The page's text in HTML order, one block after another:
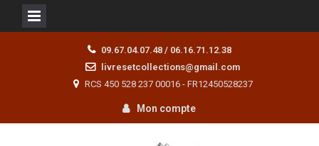
09.67.04.07.48 / 06.16.71.12.38
livresetcollections@gmail.com
RCS 450 528 237 00016 - FR12450528237
Mon compte